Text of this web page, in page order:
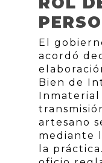
El
acordó
Bien de
Inmaterial
artesano
mediante
la